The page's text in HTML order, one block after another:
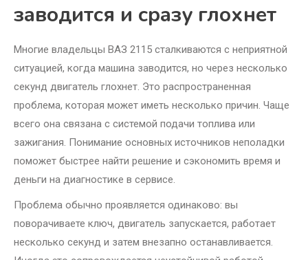
заводится и сразу глохнет
Многие владельцы ВАЗ 2115 сталкиваются с неприятной
ситуацией, когда машина заводится, но через несколько
секунд двигатель глохнет. Это распространенная
проблема, которая может иметь несколько причин. Чаще
всего она связана с системой подачи топлива или
зажигания. Понимание основных источников неполадки
поможет быстрее найти решение и сэкономить время и
деньги на диагностике в сервисе.
Проблема обычно проявляется одинаково: вы
поворачиваете ключ, двигатель запускается, работает
несколько секунд и затем внезапно останавливается.